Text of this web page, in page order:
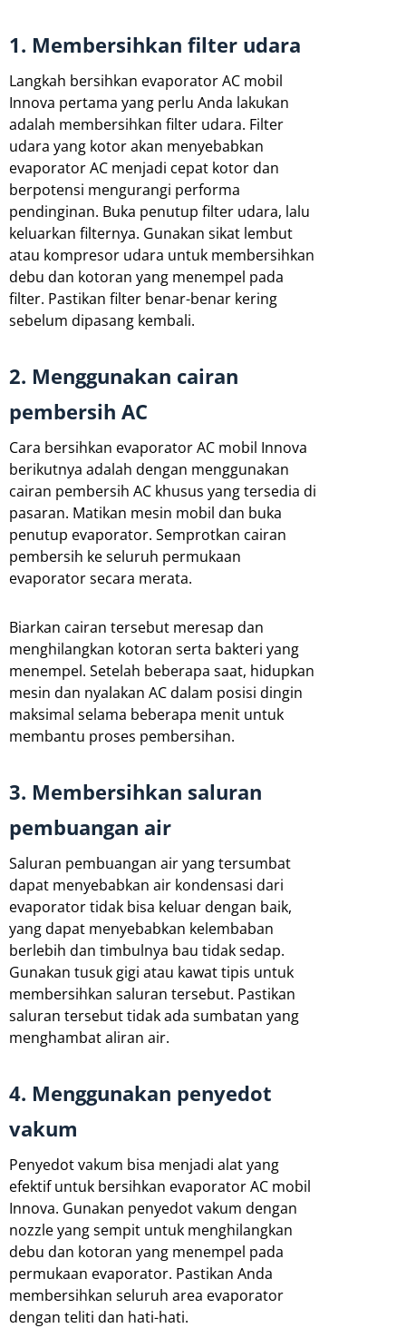
1. Membersihkan filter udara
Langkah bersihkan evaporator AC mobil
Innova pertama yang perlu Anda lakukan
adalah membersihkan filter udara. Filter
udara yang kotor akan menyebabkan
evaporator AC menjadi cepat kotor dan
berpotensi mengurangi performa
pendinginan. Buka penutup filter udara, lalu
keluarkan filternya. Gunakan sikat lembut
atau kompresor udara untuk membersihkan
debu dan kotoran yang menempel pada
filter. Pastikan filter benar-benar kering
sebelum dipasang kembali.
2. Menggunakan cairan
pembersih AC
Cara bersihkan evaporator AC mobil Innova
berikutnya adalah dengan menggunakan
cairan pembersih AC khusus yang tersedia di
pasaran. Matikan mesin mobil dan buka
penutup evaporator. Semprotkan cairan
pembersih ke seluruh permukaan
evaporator secara merata.
Biarkan cairan tersebut meresap dan
menghilangkan kotoran serta bakteri yang
menempel. Setelah beberapa saat, hidupkan
mesin dan nyalakan AC dalam posisi dingin
maksimal selama beberapa menit untuk
membantu proses pembersihan.
3. Membersihkan saluran
pembuangan air
Saluran pembuangan air yang tersumbat
dapat menyebabkan air kondensasi dari
evaporator tidak bisa keluar dengan baik,
yang dapat menyebabkan kelembaban
berlebih dan timbulnya bau tidak sedap.
Gunakan tusuk gigi atau kawat tipis untuk
membersihkan saluran tersebut. Pastikan
saluran tersebut tidak ada sumbatan yang
menghambat aliran air.
4. Menggunakan penyedot
vakum
Penyedot vakum bisa menjadi alat yang
efektif untuk bersihkan evaporator AC mobil
Innova. Gunakan penyedot vakum dengan
nozzle yang sempit untuk menghilangkan
debu dan kotoran yang menempel pada
permukaan evaporator. Pastikan Anda
membersihkan seluruh area evaporator
dengan teliti dan hati-hati.